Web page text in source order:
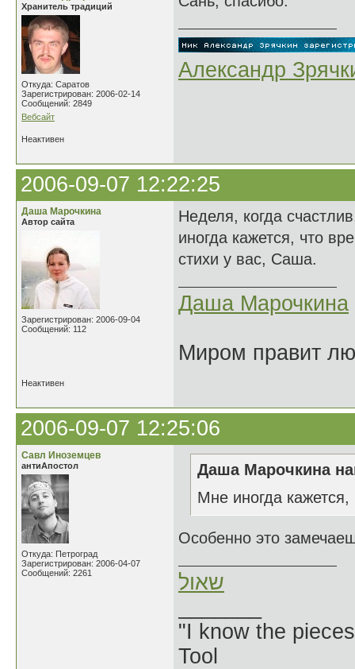
Хранитель традиций
Откуда: Саратов
Зарегистрирован: 2006-02-14
Сообщений: 2849
Вебсайт
Александр
Неактивен
2006-09-07 12:22:25
Даша Марочкина
Автор сайта
Зарегистрирован: 2006-09-04
Сообщений: 112
Неделя, когда
иногда кажется, что
стихи у вас, Саша.
Даша Марочкина
Миром правит
Неактивен
2006-09-07 12:25:06
Савл Иноземцев
антиАпостол
Откуда: Петроград
Зарегистрирован: 2006-04-07
Сообщений: 2261
Даша Марочкина
Мне иногда
Особенно это
שאול
"I know the
Tool